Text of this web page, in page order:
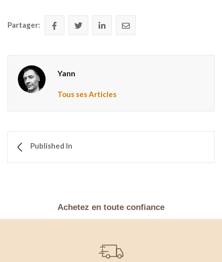
Partager:
Yann
Tous ses Articles
Published In
Achetez en toute confiance